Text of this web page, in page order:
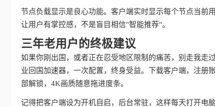
节点负载显示是良心功能。客户端实时显示每个节点当前
让用户有掌控感，不是盲目相信"智能推荐"。
三年老用户的终极建议
如果你刚出国，或者正在忍受地区限制的痛苦，别走我走
业回国加速器，一次配置，终身受益。下载客户端，注册
部解锁，4K画质随意拖进度条。
记得把客户端设为开机自启，后台常驻，这样每天打开电